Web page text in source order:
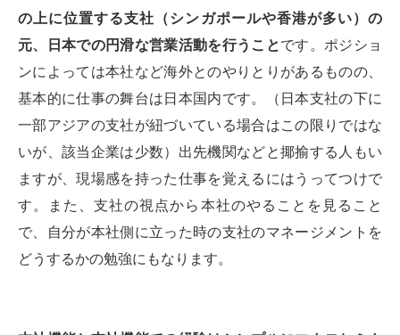
の上に位置する支社（シンガポールや香港が多い）の
元、日本での円滑な営業活動を行うことです。ポジショ
ンによっては本社など海外とのやりとりがあるものの、
基本的に仕事の舞台は日本国内です。（日本支社の下に
一部アジアの支社が紐づいている場合はこの限りではな
いが、該当企業は少数）出先機関などと揶揄する人もい
ますが、現場感を持った仕事を覚えるにはうってつけで
す。また、支社の視点から本社のやることを見ること
で、自分が本社側に立った時の支社のマネージメントを
どうするかの勉強にもなります。